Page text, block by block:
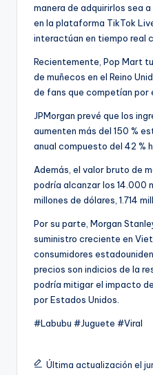
manera de adquirirlos sea
en la plataforma TikTok
interactúan en tiempo real
Recientemente, Pop Mart
de muñecos en el Reino
de fans que competían por
JPMorgan prevé que los
aumenten más del 150 %
anual compuesto del 42 %
Además, el valor bruto de
podría alcanzar los 14.000
millones de dólares, 1.714
Por su parte, Morgan
suministro creciente en
consumidores
precios son indicios de la
podría mitigar el impacto
por Estados Unidos.
#Labubu #Juguete #Viral
Última actualización el